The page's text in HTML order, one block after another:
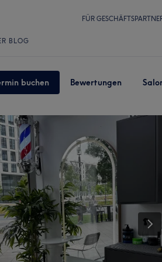
FÜR
BLOG
buchen Bewertungen